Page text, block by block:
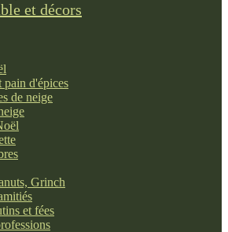
et décors
pain d'épices
de neige
Grinch
et fées